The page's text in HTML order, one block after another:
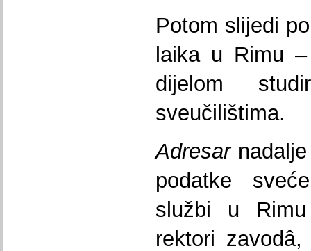
Potom slijedi
laika u Rimu
dijelom
sveučilištima.
Adresarnadalje
podatke
službi u
rektori